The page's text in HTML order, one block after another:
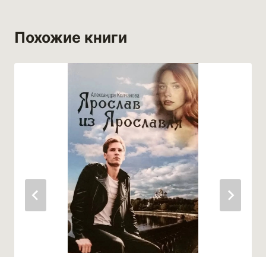
Похожие книги